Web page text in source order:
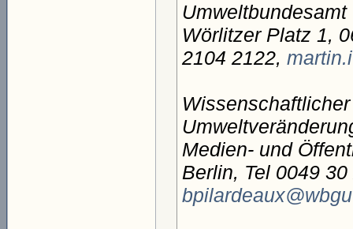
Wörlitzer Platz 1,
2104 2122,
Medien- und
Berlin, Tel 0049